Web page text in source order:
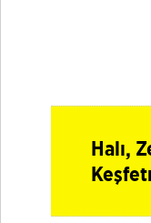
Halı,